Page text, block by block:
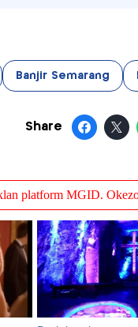
Banjir Semarang
Share